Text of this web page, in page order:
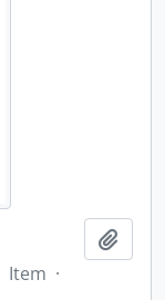
Item ·